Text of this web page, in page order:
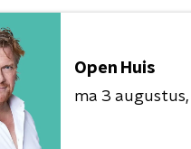
Open Huis
ma 3 augustus